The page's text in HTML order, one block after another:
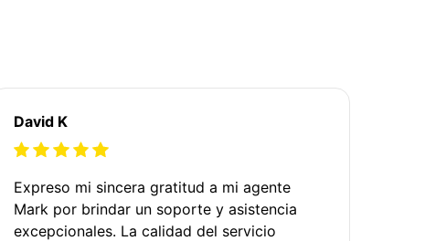
David K
Expreso mi sincera gratitud a mi agente
Mark por brindar un soporte y asistencia
excepcionales. La calidad del servicio